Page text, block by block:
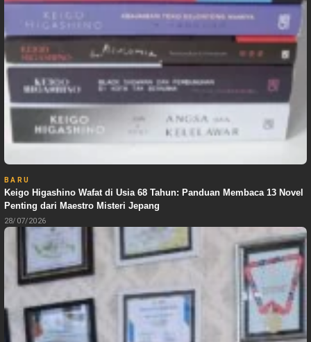
BARU
Keigo Higashino Wafat di Usia 68 Tahun: Panduan Membaca 13 Novel
Penting dari Maestro Misteri Jepang
28/07/2026